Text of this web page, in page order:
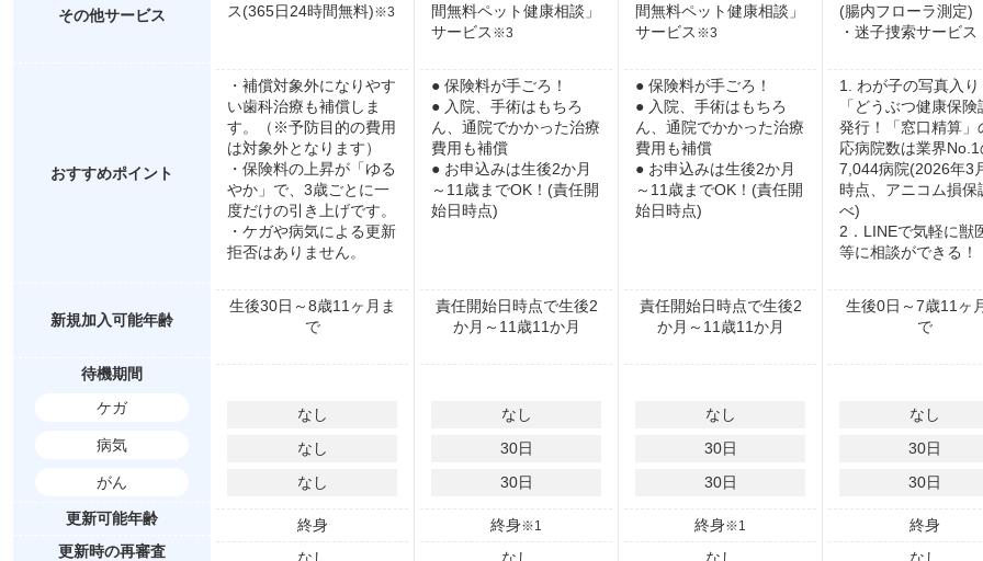
その他サービス
おすすめポイント
新規加入可能年齢
待機期間
ケガ
病気
がん
更新可能年齢
更新時の再審査
ス(365日24時間無料)※3
・補償対象外になりやす
い歯科治療も補償しま
す。（※予防目的の費用
は対象外となります）
・保険料の上昇が「ゆる
やか」で、3歳ごとに一
度だけの引き上げです。
・ケガや病気による更新
拒否はありません。
生後30日～8歳11ヶ月ま
で
なし
なし
なし
終身
間無料ペット健康相談」
サービス ※3
● 保険料が手ごろ！
● 入院、手術はもちろ
ん、通院でかかった治療
費用も補償
● お申込みは生後2か月
～11歳までOK！(責任開
始日時点)
責任開始日時点で生後2
か月～11歳11か月
なし
30日
30日
終身※1
間無料ペット健康相談」
サービス ※3
● 保険料が手ごろ！
● 入院、手術はもちろ
ん、通院でかかった治療
費用も補償
● お申込みは生後2か月
～11歳までOK！(責任開
始日時点)
責任開始日時点で生後2
か月～11歳11か月
なし
30日
30日
終身※1
(腸内フローラ測定)
・迷子捜索サービス
1. わが子の写真入り
「どうぶつ健康保険
発行！「窓口精算」
応病院数は業界No.1
7,044病院(2026年3
時点、アニコム損保
べ)
2．LINEで気軽に獣
等に相談ができる！
生後0日～7歳11ヶ
で
なし
30日
30日
終身